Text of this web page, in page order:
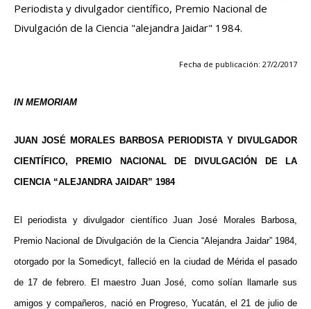
Periodista y divulgador científico, Premio Nacional de
Divulgación de la Ciencia "alejandra Jaidar" 1984.
Fecha de publicación: 27/2/2017
IN MEMORIAM
JUAN JOSÉ MORALES BARBOSA PERIODISTA Y DIVULGADOR
CIENTÍFICO, PREMIO NACIONAL DE DIVULGACIÓN DE LA
CIENCIA “ALEJANDRA JAIDAR” 1984
El periodista y divulgador científico Juan José Morales Barbosa,
Premio Nacional de Divulgación de la Ciencia “Alejandra Jaidar” 1984,
otorgado por la Somedicyt, falleció en la ciudad de Mérida el pasado
de 17 de febrero. El maestro Juan José, como solían llamarle sus
amigos y compañeros, nació en Progreso, Yucatán, el 21 de julio de